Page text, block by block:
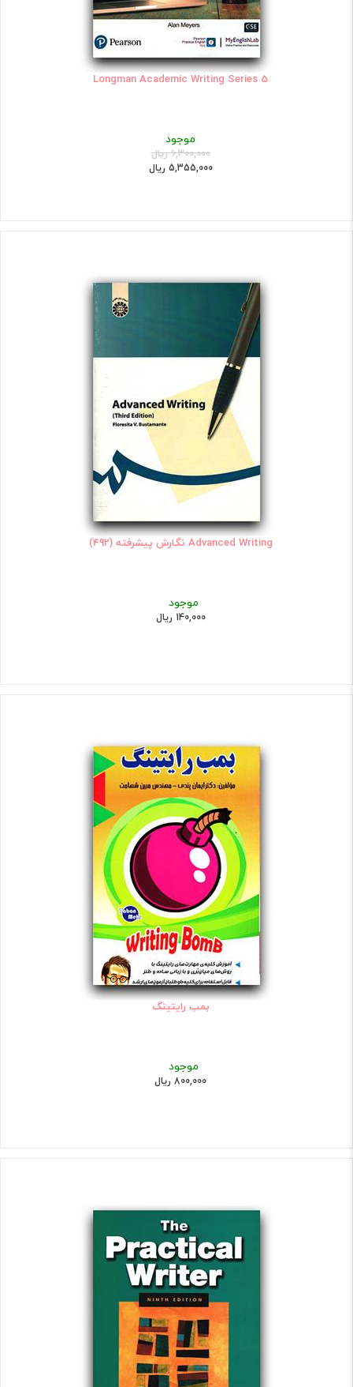
Longman Academic Writing Series 5
موجود
6,300,000 ریال
5,355,000 ریال
Advanced Writing نگارش پیشرفته (492)
موجود
140,000 ریال
بمب رایتینگ
موجود
800,000 ریال